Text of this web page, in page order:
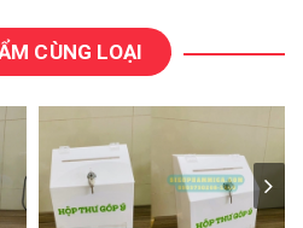
CÙNG LOẠI